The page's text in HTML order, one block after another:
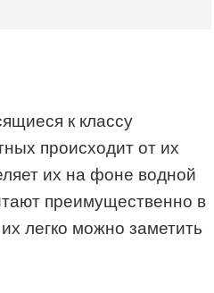
к классу
происходит от их
их на фоне водной
преимущественно в
легко можно заметить